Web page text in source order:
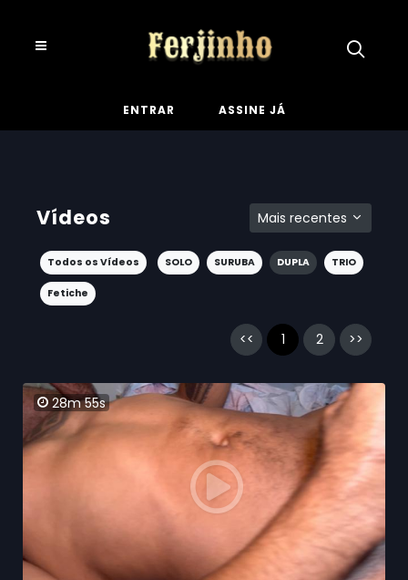
ENTRAR ASSINE JÁ
Vídeos Mais recentes
Todos os Vídeos SOLO SURUBA DUPLA TRIO
Fetiche
<< 1 2 >>
28m 55s